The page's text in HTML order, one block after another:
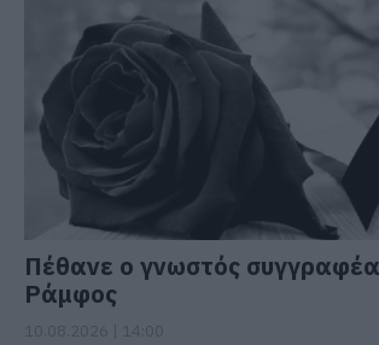
Πέθανε ο γνωστός
Ράμφος